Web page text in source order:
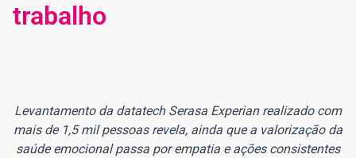
trabalho
Levantamento da datatech Serasa Experian realizado com
mais de 1,5 mil pessoas revela, ainda que a valorização da
saúde emocional passa por empatia e ações consistentes